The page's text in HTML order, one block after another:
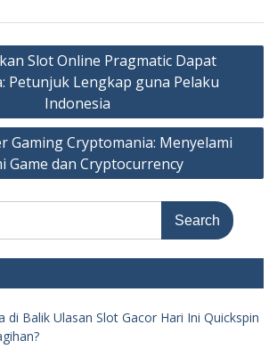
Slot Online Pragmatic Dapat
Petunjuk Lengkap guna Pelaku
Indonesia
Gaming Cryptomania: Menyelami
Game dan Cryptocurrency
di Balik Ulasan Slot Gacor Hari Ini Quickspin